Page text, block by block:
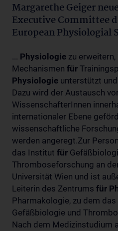
Margarethe Geiger
Executive Committee
European Physiologial
... Physiologie zu
Mechanismen für
Physiologie unterstützt
Dazu wird der Austausch
WissenschafterInnen
internationaler Ebene
wissenschaftliche
werden angeregt.Zur
das Institut für
Thromboseforschung an
Universität Wien und ist
Leiterin des Zentrums für
Pharmakologie, zu dem
Gefäßbiologie und
Nach dem Medizinstudium